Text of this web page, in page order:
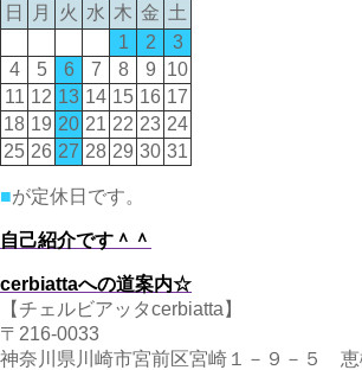
日
月 火 水 木 金 土
1
2
3
4
5 6 7 8 9
10
11 12 13 14 15 16 17
18 19 20 21 22 23 24
25 26 27 28 29 30 31
■が定休日です。
自己紹介です＾＾
cerbiattaへの道案内☆
【チェルビアッタcerbiatta】
〒216-0033
神奈川県川崎市宮前区宮崎１－９－５ 恵